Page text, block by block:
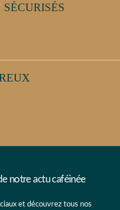
SÉCURISÉS
notre actu caféinée
et découvrez tous nos